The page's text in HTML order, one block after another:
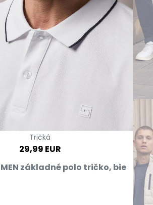
Tričká
29,99 EUR
základné polo tričko, bie